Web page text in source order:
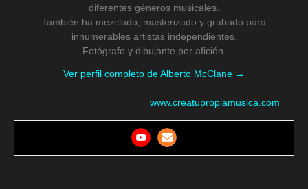
diferentes géneros musicales.
También ha mezclado, masterizado y grabado para
innumerables artistas independientes.
Fotógrafo y dibujante por afición.
Ver perfil completo de Alberto McClane →
www.creatupropiamusica.com